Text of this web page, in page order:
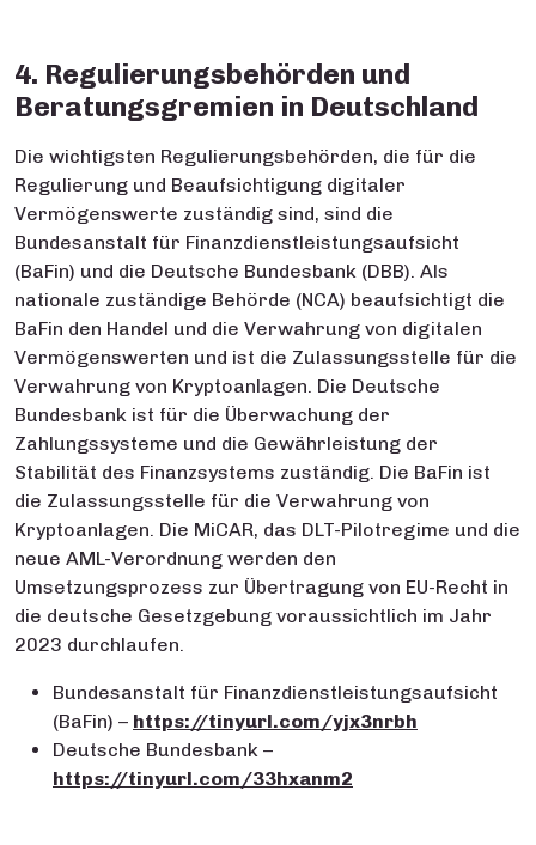
4. Regulierungsbehörden und
Beratungsgremien in Deutschland
Die wichtigsten Regulierungsbehörden, die für die
Regulierung und Beaufsichtigung digitaler
Vermögenswerte zuständig sind, sind die
Bundesanstalt für Finanzdienstleistungsaufsicht
(BaFin) und die Deutsche Bundesbank (DBB). Als
nationale zuständige Behörde (NCA) beaufsichtigt die
BaFin den Handel und die Verwahrung von digitalen
Vermögenswerten und ist die Zulassungsstelle für die
Verwahrung von Kryptoanlagen. Die Deutsche
Bundesbank ist für die Überwachung der
Zahlungssysteme und die Gewährleistung der
Stabilität des Finanzsystems zuständig. Die BaFin ist
die Zulassungsstelle für die Verwahrung von
Kryptoanlagen. Die MiCAR, das DLT-Pilotregime und die
neue AML-Verordnung werden den
Umsetzungsprozess zur Übertragung von EU-Recht in
die deutsche Gesetzgebung voraussichtlich im Jahr
2023 durchlaufen.
Bundesanstalt für Finanzdienstleistungsaufsicht
(BaFin) – https://tinyurl.com/yjx3nrbh
Deutsche Bundesbank –
https://tinyurl.com/33hxanm2